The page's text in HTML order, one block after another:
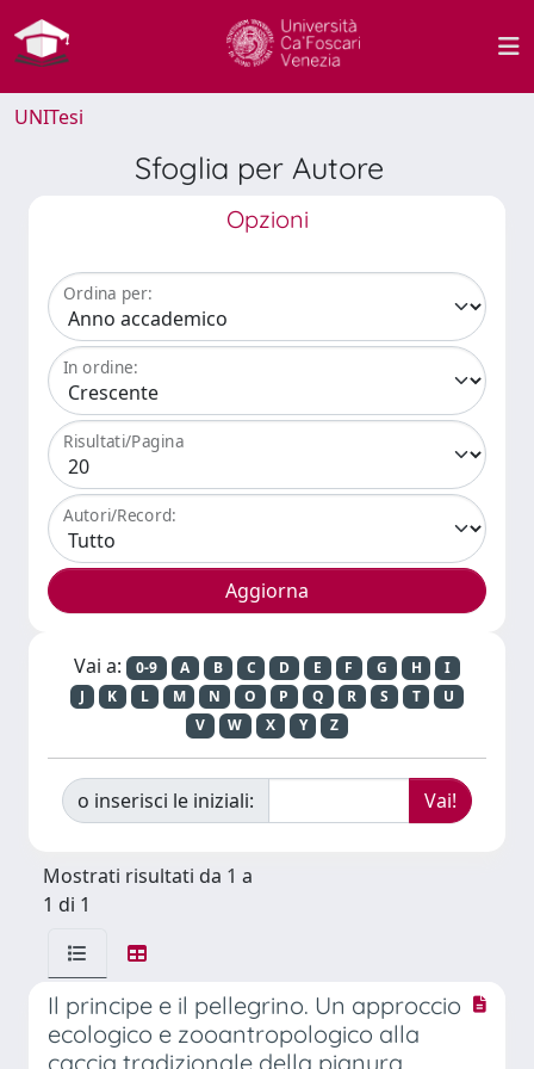
UNITesi
Sfoglia per Autore
Opzioni
Ordina per:
In ordine:
Risultati/Pagina
Autori/Record:
Vai a: 0-9 A B C D E F G H
I
J
K L M N O P Q R S T
U
V
W X Y Z
o inserisci le iniziali:
Mostrati risultati da 1 a
1 di 1
Il principe e il pellegrino. Un approccio
ecologico e zooantropologico alla
caccia tradizionale della pianura